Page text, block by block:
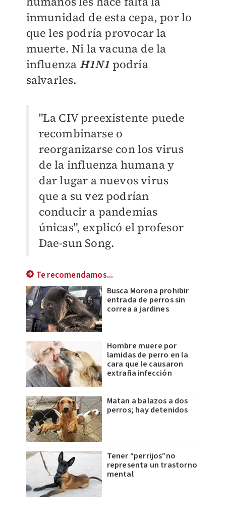
inmunidad de esta cepa, por lo
que les podría provocar la
muerte. Ni la vacuna de la
influenza H1N1 podría
salvarles.
"La CIV preexistente puede
recombinarse o
reorganizarse con los virus
de la influenza humana y
dar lugar a nuevos virus
que a su vez podrían
conducir a pandemias
únicas", explicó el profesor
Dae-sun Song.
Te recomendamos...
Busca Morena prohibir
entrada de perros sin
correa a jardines
Hombre muere por
lamidas de perro en la
cara que le causaron
extraña infección
Matan a balazos a dos
perros; hay detenidos
Tener “perrijos”no
representa un trastorno
mental